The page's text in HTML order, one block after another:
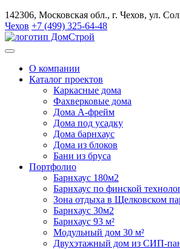
142306, Московская обл., г. Чехов, ул.
Чехов +7 (499) 325-64-48
О компании
Каталог проектов
Каркасные дома
Фахверковые дома
Дома А-фрейм
Дома под усадку
Дома барнхаус
Дома из блоков
Бани из бруса
Портфолио
Барнхаус 180м2
Барнхаус по финской
Зона отдыха в Щелковском
Барнхаус 30м2
Барнхаус 93 м²
Модульный дом 30 м²
Двухэтажный дом из СИП-